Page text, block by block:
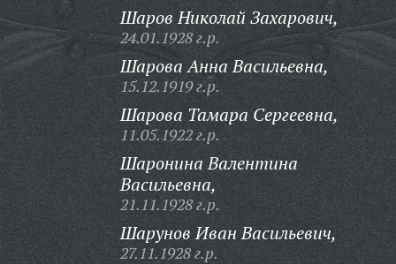
Шаров Николай Захарович,
24.01.1928 г.р.
Шарова Анна Васильевна,
15.12.1919 г.р.
Шарова Тамара Сергеевна,
11.05.1922 г.р.
Шаронина Валентина
Васильевна,
21.11.1928 г.р.
Шарунов Иван Васильевич,
27.11.1928 г.р.